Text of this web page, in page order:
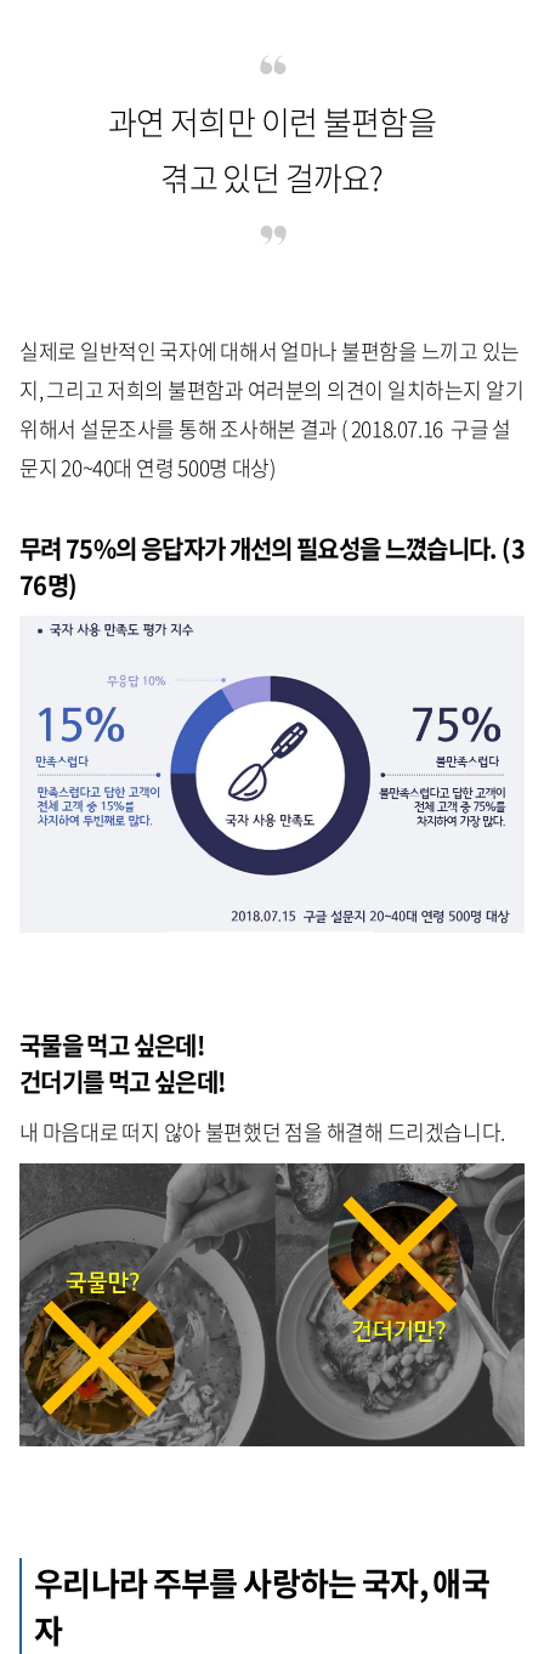
과연 저희만 이런 불편함을
겪고 있던 걸까요?
실제로 일반적인 국자에 대해서 얼마나 불편함을 느끼고 있는
지, 그리고 저희의 불편함과 여러분의 의견이 일치하는지 알기
위해서 설문조사를 통해 조사해본 결과 ( 2018.07.16 구글 설
문지 20~40대 연령 500명 대상)
무려 75%의 응답자가 개선의 필요성을 느꼈습니다. (3
76명)
국물을 먹고 싶은데!
건더기를 먹고 싶은데!
내 마음대로 떠지 않아 불편했던 점을 해결해 드리겠습니다.
우리나라 주부를 사랑하는 국자, 애국
자